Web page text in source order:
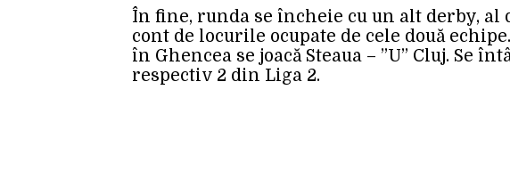
În fine, runda se încheie cu un alt derby, al
cont de locurile ocupate de cele două
în Ghencea se joacă Steaua – ”U” Cluj. Se
respectiv 2 din Liga 2.